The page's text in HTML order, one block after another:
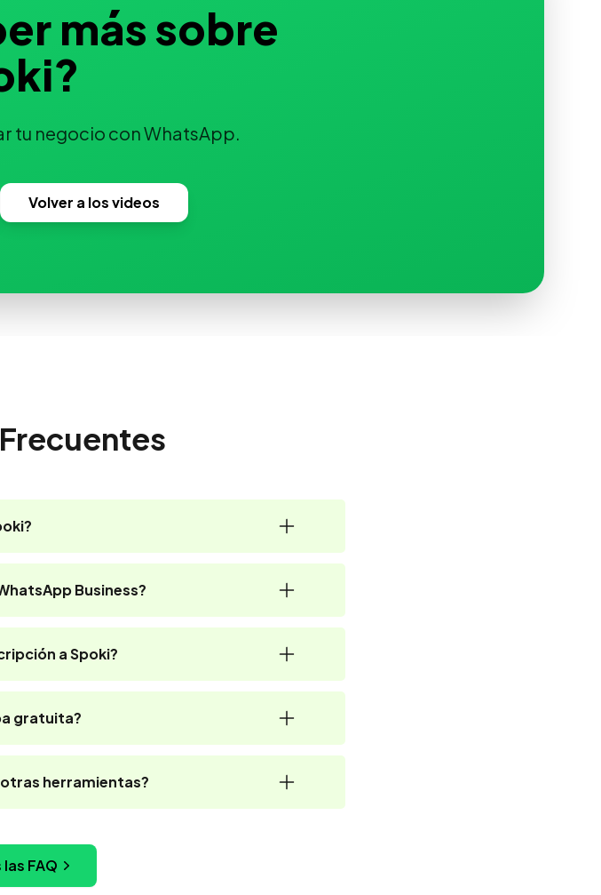
más sobre
tu negocio con WhatsApp.
Volver a los videos
Business?
a Spoki?
gratuita?
herramientas?
FAQ